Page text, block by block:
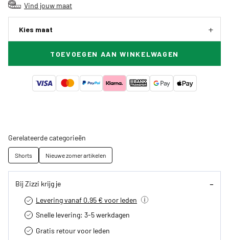
Vind jouw maat
Kies maat
TOEVOEGEN AAN WINKELWAGEN
Gerelateerde categorieën
Shorts Nieuwe zomer artikelen
Bij Zizzi krijg je
Levering vanaf 0.95 € voor leden
Snelle levering: 3-5 werkdagen
Gratis retour voor leden